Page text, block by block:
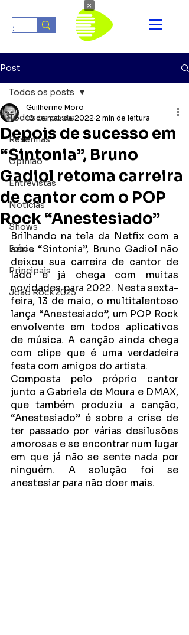
Post
Todos os posts
Resenhas
Opinião
Entrevistas
Notícias
Shows
Fotos
Principais
João Rock 2025
Todos os posts
Depois de sucesso em
“Sintonia”, Bruno
Gadiol retoma carreira
de cantor com o POP
Rock “Anestesiado”
Guilherme Moro
10 de mai. de 2022 2 min de leitura
Brilhando na tela da Netfix com a
série “Sintonia”, Bruno Gadiol não
deixou sua carreira de cantor de
lado e já chega com muitas
novidades para 2022. Nesta sexta-
feira, 13 de maio, o multitalentoso
lança “Anestesiado”, um POP Rock
envolvente em todos aplicativos
de música. A canção ainda chega
com clipe que é uma verdadeira
festa com amigos do artista.
Composta pelo próprio cantor
junto a Gabriela de Moura e DMAX,
que também produziu a canção,
“Anestesiado” é sobre a crise de
ter passado por várias desilusões
amorosas e se encontrar num lugar
em que já não se sente nada por
ninguém. A solução foi se
anestesiar para não doer mais.
×